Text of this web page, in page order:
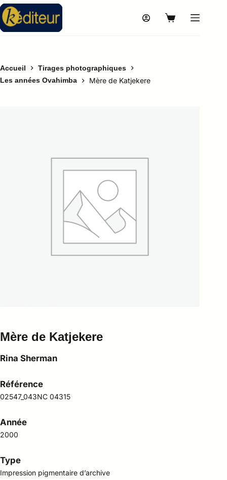
Accueil
Tirages photographiques
Les années Ovahimba
Mère de Katjekere
Mère de Katjekere
Rina Sherman
Référence
02547_043NC 04315
Année
2000
Type
Impression pigmentaire d’archive